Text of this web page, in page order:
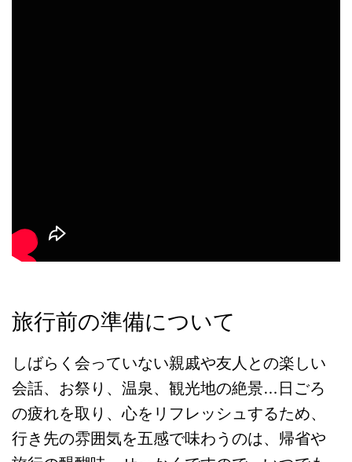
旅行前の準備について
しばらく会っていない親戚や友人との楽しい
会話、お祭り、温泉、観光地の絶景…日ごろ
の疲れを取り、心をリフレッシュするため、
行き先の雰囲気を五感で味わうのは、帰省や